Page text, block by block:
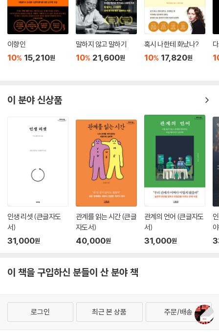
제로 이 모임을 함께한 학생들은 ‘워크숍 후 불안이 줄어들었다’라는 피드
백을 가장 많이 보냈다. 다양한 사람들의 실패 경험을 들으며, 정해진 표준
이나 정답이 없는 연구를 수행하는 과정에서 나만의 속도와 방식을 택해도
된다는 확신이 생겼다는 반응이었다.
마지막으로 가장 중요한 단계는 실패를 공유할 수 있는 안전한 사회를 만
서 단순히 실패에 대한 긍정적 인식을 강조하거나 일시적인 캠페인, 제도
구소가 카이스트 안에서 안전하게 실패 공유를 경험할 수 있는 과정을 설
계하고 실행하는 시도가 매우 중요한 이유다. 이런 시도를 통해 실제로 사
람들이 서로의 이야기를 따뜻하고 열린 마음으로 들을 준비가 되어 있다는
사실을 직접 체험하고, 실패가 자연스러운 것이라는 믿음이 축적되어야
‘실패 빼앗는 사회’에서 ‘실패 권하는 사회’로 나아갈 수 있을 것이기 때문
『실패 빼앗는 사회』는 실패연구소가 어렵게 찾아낸 ‘실패에서 제대로 배우
는 법’을 사람들에게 널리 알리고 공유하기 위한 책이다. 누구나 인정하는
가성비 높은 안정적 성공만 추구하는 사회에서 공부 잘하는 학생들도 결코
자유로울 수 없음을 보여주며, 사람들에게 실패할 시간과 자리를 보장해줄
분위기로 나아가기를 간절히 바란다.
이향인
10% 15,210원
말하지 않고 말하기
10% 21,600원
혹시 나한테 화났나?
10% 17,820원
이 분야 신상품
인생 리셋 (큰글자도
서)
31,000원
관계를 읽는 시간 (큰글
자도서)
40,000원
관계의 언어 (큰글자도
서)
31,000원
이 책을 구입하신 분들이 산 분야 책
로그인 최근 본 상품 주문/배송